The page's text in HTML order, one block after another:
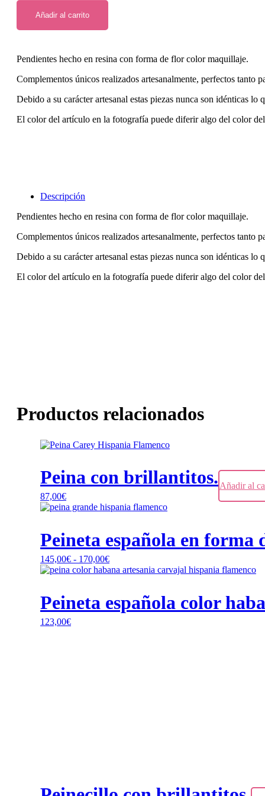
maquillaje.
cantidad
Añadir al carrito
Pendientes hecho en resina con forma de flor color maquillaje.
Complementos únicos realizados artesanalmente, perfectos tanto
Debido a su carácter artesanal estas piezas nunca son idénticas
El color del artículo en la fotografía puede diferir algo del color
Descripción
Pendientes hecho en resina con forma de flor color maquillaje.
Complementos únicos realizados artesanalmente, perfectos tanto
Debido a su carácter artesanal estas piezas nunca son idénticas
El color del artículo en la fotografía puede diferir algo del color
Productos relacionados
Peina con brillantitos.
87,00€
Añadir al
Peineta española en forma
145,00€ - 170,00€Rango
de
145,00€
hasta
Este
múltiples
variantes.
Las
opciones
elegir
en
la
Peineta española color
123,00€